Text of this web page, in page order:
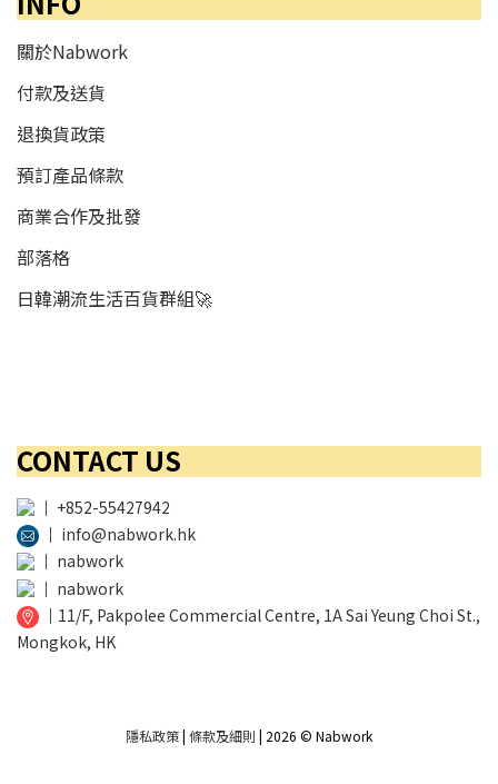
關於Nabwork
付款及送貨
退換貨政策
預訂產品條款
商業合作及批發
部落格
日韓潮流生活百貨群組🚀
CONTACT US
│ +852-55427942
│ info@nabwork.hk
│ nabwork
│ nabwork
│ 11/F, Pakpolee Commercial Centre, 1A Sai Yeung Choi St.,
Mongkok, HK
隱私政策| 條款及細則 | 2026 © Nabwork